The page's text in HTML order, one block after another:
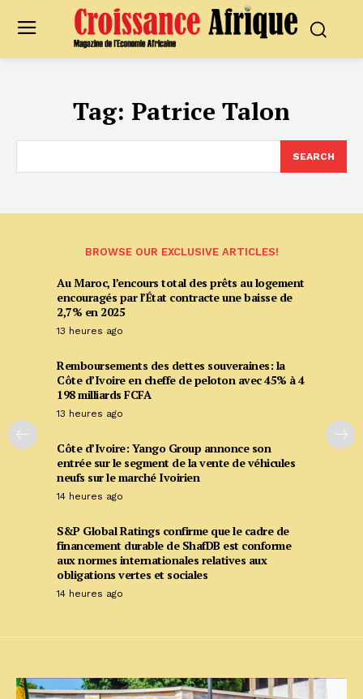
Tag: Patrice Talon
SEARCH
BROWSE OUR EXCLUSIVE ARTICLES!
Au Maroc, l’encours total des prêts au logement
encouragés par l’État contracte une baisse de
2,7% en 2025
13 heures ago
Remboursements des dettes souveraines: la
Côte d’Ivoire en cheffe de peloton avec 45% à 4
198 milliards FCFA
13 heures ago
Côte d’Ivoire: Yango Group annonce son
entrée sur le segment de la vente de véhicules
neufs sur le marché Ivoirien
14 heures ago
S&P Global Ratings confirme que le cadre de
financement durable de ShafDB est conforme
aux normes internationales relatives aux
obligations vertes et sociales
14 heures ago